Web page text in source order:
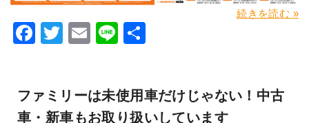
続きを読む »
Facebook
Twitter
Email
Line
ファミリーは未使用車だけじゃない！中古
車・新車もお取り扱いしています